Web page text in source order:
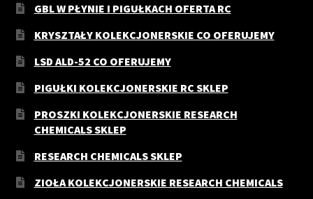
GBL W PŁYNIE I PIGUŁKACH OFERTA RC
KRYSZTAŁY KOLEKCJONERSKIE CO OFERUJEMY
LSD ALD-52 CO OFERUJEMY
PIGUŁKI KOLEKCJONERSKIE RC SKLEP
PROSZKI KOLEKCJONERSKIE RESEARCH
CHEMICALS SKLEP
RESEARCH CHEMICALS SKLEP
ZIOŁA KOLEKCJONERSKIE RESEARCH CHEMICALS